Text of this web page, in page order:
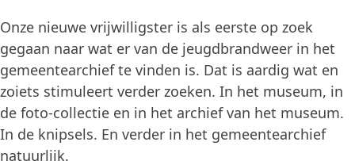
Onze nieuwe vrijwilligster is als eerste op zoek
gegaan naar wat er van de jeugdbrandweer in het
gemeentearchief te vinden is. Dat is aardig wat en
zoiets stimuleert verder zoeken. In het museum, in
de foto-collectie en in het archief van het museum.
In de knipsels. En verder in het gemeentearchief
natuurlijk.